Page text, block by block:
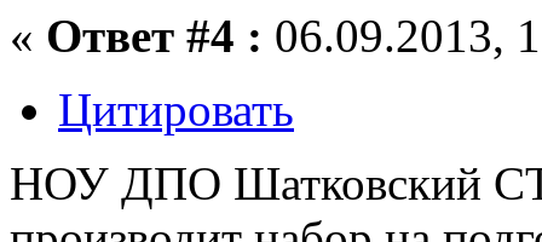
« Ответ #4 : 06.09.2013,
Цитировать
НОУ ДПО Шатковский